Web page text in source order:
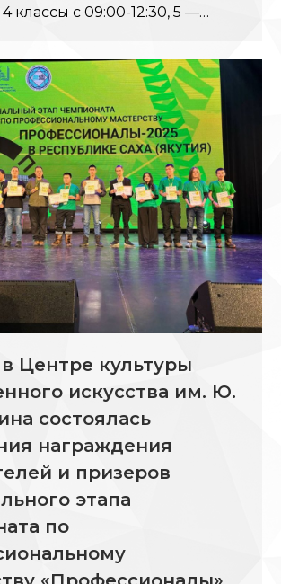
классы с 09:00-12:30, 5 —…
в Центре культуры
искусства им. Ю.
состоялась
награждения
и призеров
этапа
по